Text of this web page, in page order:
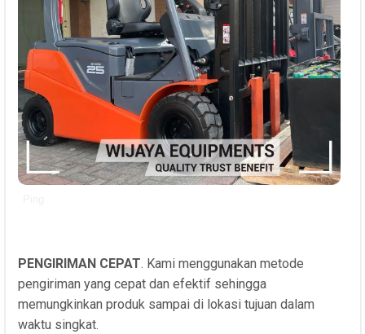
PENGIRIMAN CEPAT. Kami menggunakan metode
pengiriman yang cepat dan efektif sehingga
memungkinkan produk sampai di lokasi tujuan dalam
waktu singkat.